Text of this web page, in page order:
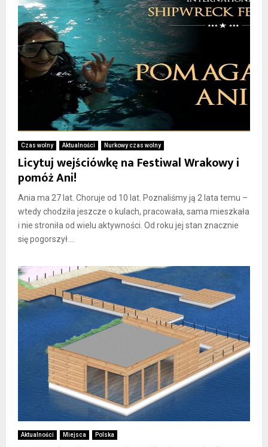
Czas wolny Aktualności Nurkowy czas wolny
Licytuj wejściówkę na Festiwal Wrakowy i
pomóż Ani!
Ania ma 27 lat. Choruje od 10 lat. Poznaliśmy ją 2 lata temu –
wtedy chodziła jeszcze o kulach, pracowała, sama mieszkała
i nie stroniła od wielu aktywności. Od roku jej stan znacznie
się pogorszył....
Aktualności Miejsca Polska